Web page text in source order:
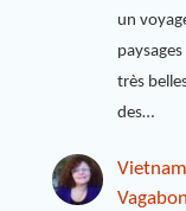
un
très
des…
Vietnam